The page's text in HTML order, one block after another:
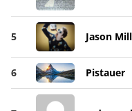
5 Jason
6 Pistauer